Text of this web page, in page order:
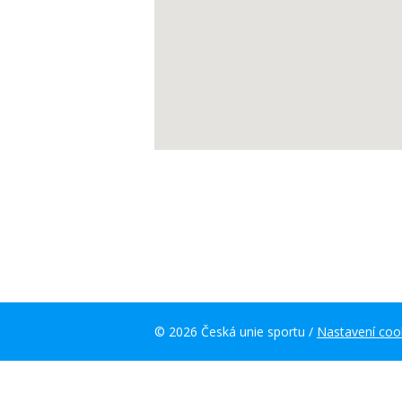
© 2026 Česká unie sportu / Nastavení